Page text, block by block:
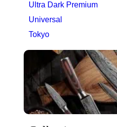
Ultra Dark Premium
Universal
Tokyo